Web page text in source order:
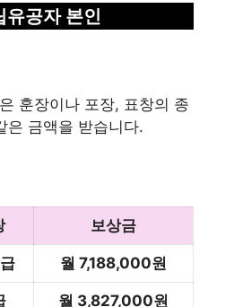
유공자 본인
훈장이나 포장, 표창의 종
은 금액을 받습니다.
보상금
월 7,188,000원
월 3,827,000원